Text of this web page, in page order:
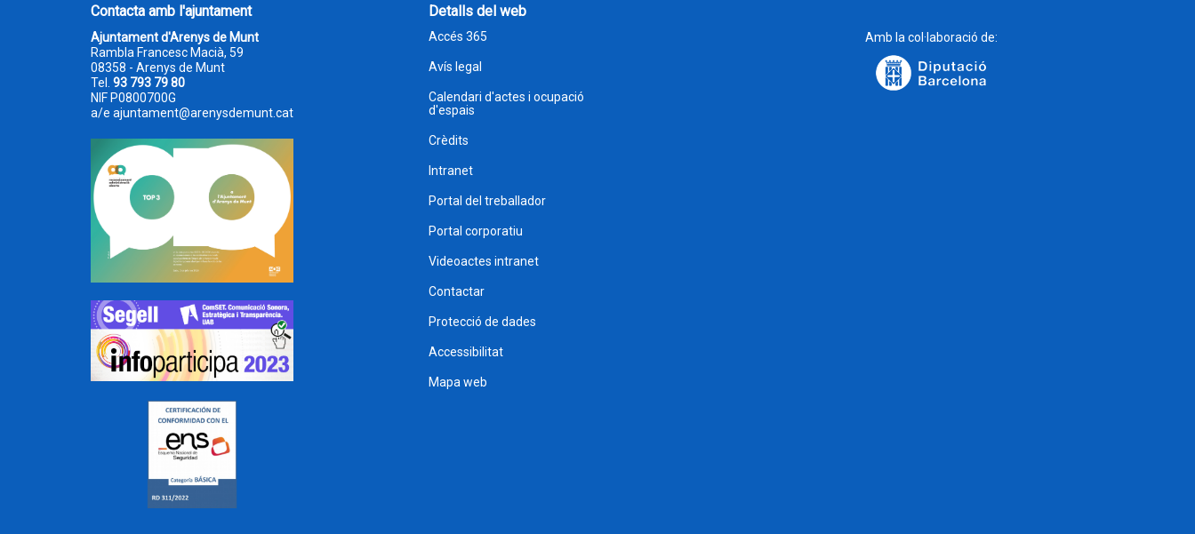
Contacta amb l'ajuntament
Ajuntament d'Arenys de Munt
Rambla Francesc Macià, 59
08358 - Arenys de Munt
Tel. 93 793 79 80
NIF P0800700G
a/e ajuntament@arenysdemunt.cat
Detalls del web
Accés 365
Avís legal
Calendari d'actes i ocupació
d'espais
Crèdits
Intranet
Portal del treballador
Portal corporatiu
Videoactes intranet
Contactar
Protecció de dades
Accessibilitat
Mapa web
Amb la col·laboració de: